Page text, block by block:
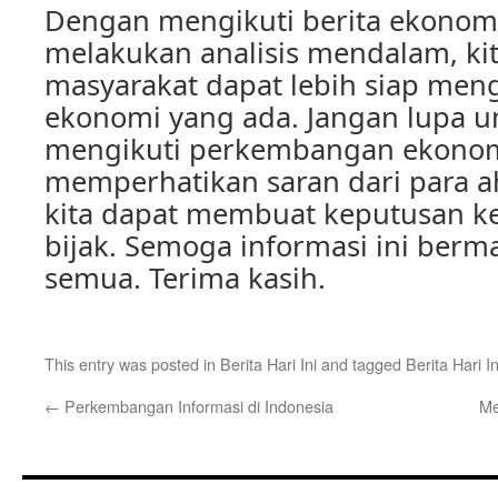
Dengan mengikuti berita
melakukan analisis mendalam,
masyarakat dapat lebih siap
ekonomi yang ada. Jangan lupa
mengikuti perkembangan
memperhatikan saran dari para
kita dapat membuat keputusan
bijak. Semoga informasi ini
semua. Terima kasih.
This entry was posted in Berita Hari Iniand tagged Berita Hari
← Perkembangan Informasi di Indonesia